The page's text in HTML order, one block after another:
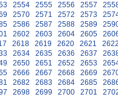
2554 2555 2556 2557
2570 2571 2572 2573
2586 2587 2588 2589
2602 2603 2604 2605
2618 2619 2620 2621
2634 2635 2636 2637
2650 2651 2652 2653
2666 2667 2668 2669
2682 2683 2684 2685
2698 2699 2700 2701